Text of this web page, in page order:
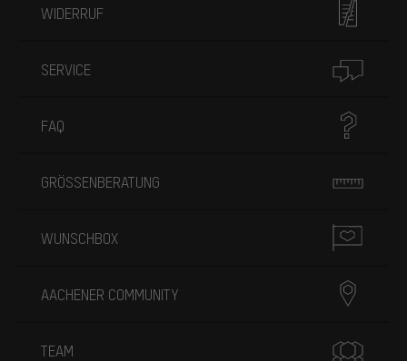
WIDERRUF
SERVICE
FAQ
GRÖSSENBERATUNG
WUNSCHBOX
AACHENER COMMUNITY
TEAM